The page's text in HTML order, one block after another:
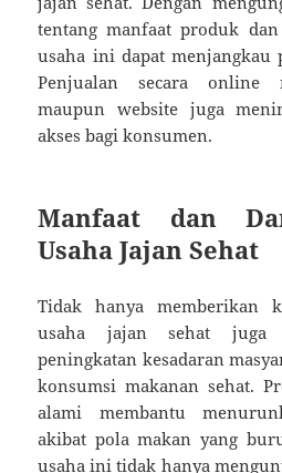
tentang manfaat produk
usaha ini dapat menjangkau
Penjualan secara online
maupun website juga
akses bagi konsumen.
Manfaat dan
Usaha Jajan Sehat
Tidak hanya memberikan
usaha jajan sehat juga
peningkatan kesadaran
konsumsi makanan sehat.
alami membantu
akibat pola makan yang
usaha ini tidak hanya